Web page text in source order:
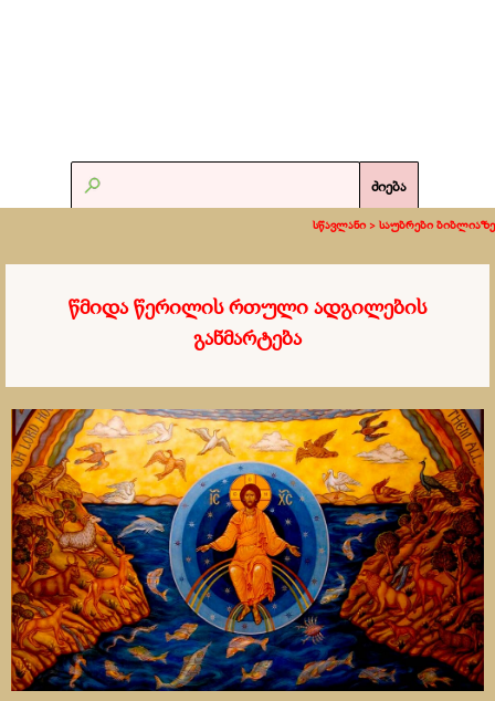
ძიება
სწავლანი > საუბრები ბიბლიაზე
წმიდა წერილის რთული ადგილების
განმარტება